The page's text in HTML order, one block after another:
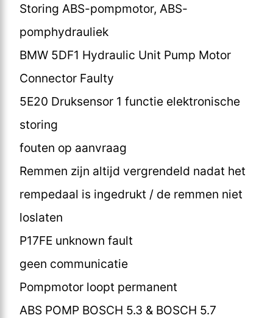
Storing ABS-pompmotor, ABS-
pomphydrauliek
BMW 5DF1 Hydraulic Unit Pump Motor
Connector Faulty
5E20 Druksensor 1 functie elektronische
storing
fouten op aanvraag
Remmen zijn altijd vergrendeld nadat het
rempedaal is ingedrukt / de remmen niet
loslaten
P17FE unknown fault
geen communicatie
Pompmotor loopt permanent
ABS POMP BOSCH 5.3 & BOSCH 5.7